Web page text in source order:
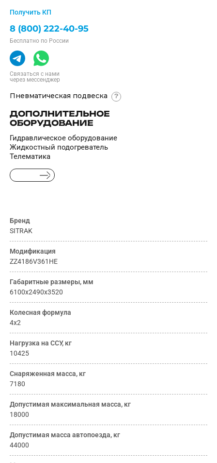
Бренд
SITRAK
Модификация
ZZ4186V361HE
Габаритные размеры, мм
6100x2490x3520
Колесная формула
4х2
Нагрузка на ССУ, кг
10425
Снаряженная масса, кг
7180
Допустимая максимальная масса, кг
18000
Допустимая масса автопоезда, кг
44000
Получить КП
Пневматическая подвеска ?
ДОПОЛНИТЕЛЬНОЕ
ОБОРУДОВАНИЕ
Гидравлическое оборудование
Жидкостный подогреватель
Телематика
8 (800) 222-40-95
Бесплатно по России
Связаться с нами
через мессенджер